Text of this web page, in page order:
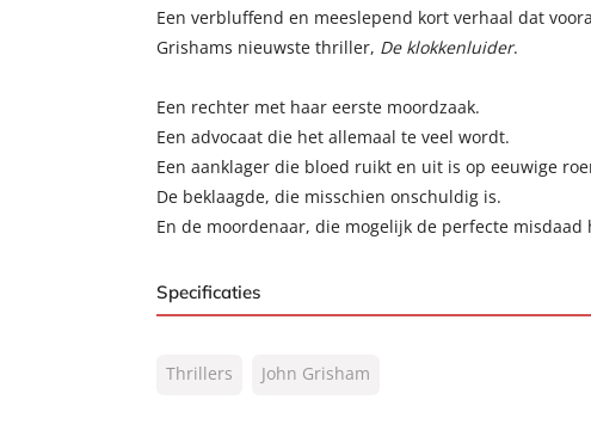
Een verbluffend en meeslepend kort verhaal dat
Grishams nieuwste thriller, De klokkenluider.
Een rechter met haar eerste moordzaak.
Een advocaat die het allemaal te veel wordt.
Een aanklager die bloed ruikt en uit is op eeuwige
De beklaagde, die misschien onschuldig is.
En de moordenaar, die mogelijk de perfecte misdaad
Specificaties
NUR:
332
Thrillers John Grisham